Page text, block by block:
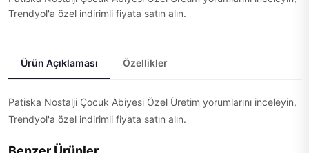
Trendyol'a özel indirimli fiyata satın alın.
Ürün Açıklaması Özellikler
Patiska Nostalji Çocuk Abiyesi Özel Üretim yorumlarını inceleyin,
Trendyol'a özel indirimli fiyata satın alın.